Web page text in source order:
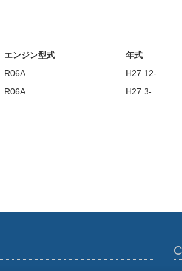
エンジン型式
年式
R06A
H27.12-
R06A H27.3-